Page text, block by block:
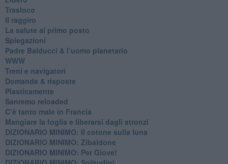
Trasloco
Il raggiro
​La salute al primo posto
Spiegazioni
Padre Balducci & l’uomo planetario
WWW
​Treni e navigatori
​Domande & risposte
​Plasticamente
Sanremo reloaded
C’è tanto male in Francia
​Mangiare la foglia e liberarsi dagli stronzi
DIZIONARIO MINIMO: Il cotone sulla luna
DIZIONARIO MINIMO: Zibaldone
DIZIONARIO MINIMO: Per Giove!